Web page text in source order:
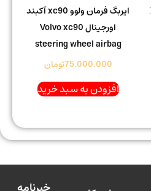
ایربگ فرمان ولوو xc90 آکبند
اورجینال Volvo xc90
steering wheel airbag
75.000.000تومان
افزودن به سبد خرید